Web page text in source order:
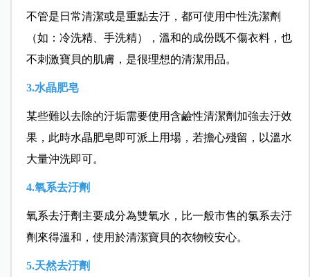
不管是日常清潔或是重點去汙，都可使用中性洗潔劑
（如：冷洗精、手洗精），溫和的成份既不傷衣料，也
不刺激寶貝的肌膚，是很理想的清潔用品。
3.水晶肥皂
某些難以去除的汙垢需要使用含鹼性清潔劑加強去汙效
果，此時水晶肥皂即可派上用場，若擔心殘留，以溫水
大量沖洗即可。
4.氧系去汙劑
氧系去汙劑主要成分為雙氧水，比一般市售的氯系去汙
劑來得溫和，使用於清潔寶貝的衣物較安心。
5.天然去汙劑